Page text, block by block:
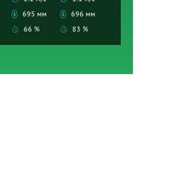
695 мм
66 %
696 мм
83 %